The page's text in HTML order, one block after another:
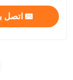
اتصل